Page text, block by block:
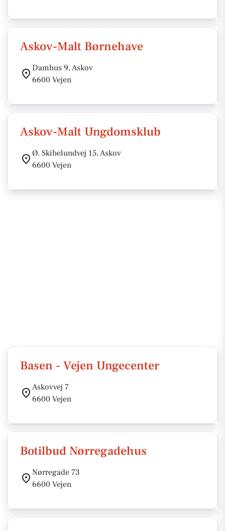
Askov-Malt Børnehave
Damhus 9, Askov
6600 Vejen
Askov-Malt Ungdomsklub
Ø. Skibelundvej 15, Askov
6600 Vejen
Basen - Vejen Ungecenter
Askovvej 7
6600 Vejen
Botilbud Nørregadehus
Nørregade 73
6600 Vejen